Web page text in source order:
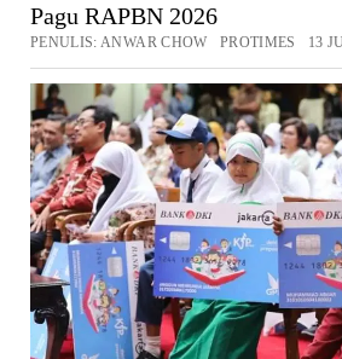
Pagu RAPBN 2026
PENULIS: ANWAR CHOW PROTIMES 13